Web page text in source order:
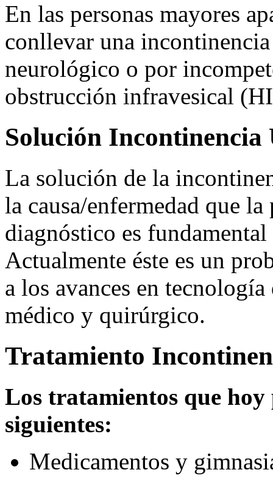
En las personas mayores
conllevar una
neurológico o por
obstrucción infravesical
Solución
La solución de la
la causa/enfermedad que
diagnóstico es
Actualmente éste es un
a los avances en
médico y quirúrgico.
Tratamiento
Los tratamientos que hoy
siguientes:
Medicamentos y